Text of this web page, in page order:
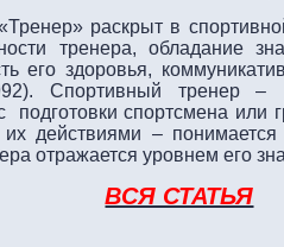
раскрыт в
тренера, обладание
его здоровья,
Спортивный тренер –
спортсмена или
их действиями –
отражается уровнем его
ВСЯ СТАТЬЯ